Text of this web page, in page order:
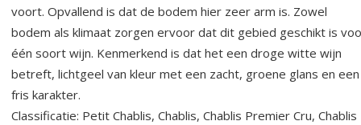
voort. Opvallend is dat de bodem hier zeer arm is. Zowel
bodem als klimaat zorgen ervoor dat dit gebied geschikt is
één soort wijn. Kenmerkend is dat het een droge witte wijn
betreft, lichtgeel van kleur met een zacht, groene glans en een
fris karakter.
Classificatie: Petit Chablis, Chablis, Chablis Premier Cru, Chablis